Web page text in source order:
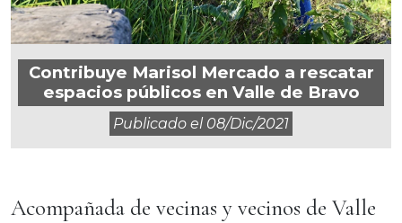
Contribuye Marisol Mercado a rescatar
espacios públicos en Valle de Bravo
Publicado el 08/dic/2021
Acompañada de vecinas y vecinos de Valle